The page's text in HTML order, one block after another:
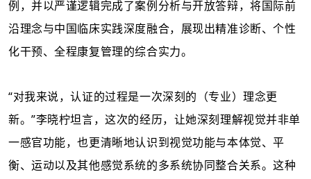
例，并以严谨逻辑完成了案例分析与开放答辩，将国际前
沿理念与中国临床实践深度融合，展现出精准诊断、个性
化干预、全程康复管理的综合实力。
“对我来说，认证的过程是一次深刻的（专业）理念更
新。”李晓柠坦言，这次的经历，让她深刻理解视觉并非单
一感官功能，也更清晰地认识到视觉功能与本体觉、平
衡、运动以及其他感觉系统的多系统协同整合关系。这种